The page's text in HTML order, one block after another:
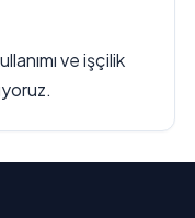
ve işçilik